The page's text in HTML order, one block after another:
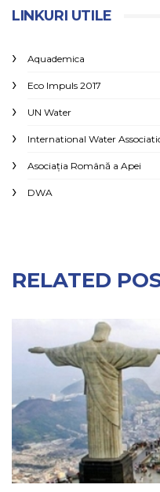
LINKURI UTILE
Aquademica
Eco Impuls 2017
UN Water
International Water
Asociaţia Română a Apei
DWA
RELATED